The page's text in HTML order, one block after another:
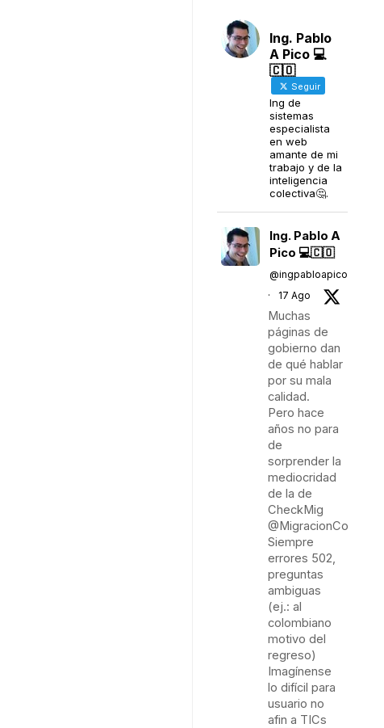
Ing. Pablo
A Pico 💻
🇨🇴
Seguir
Ing de
sistemas
especialista
en web
amante de mi
trabajo y de la
inteligencia
colectiva🤔.
Ing. Pablo A
Pico 💻🇨🇴
@ingpabloapico
·
17 Ago
Muchas
páginas de
gobierno dan
de qué hablar
por su mala
calidad.
Pero hace
años no para
de
sorprender la
mediocridad
de la de
CheckMig
@MigracionCol
Siempre
errores 502,
preguntas
ambiguas
(ej.: al
colombiano
motivo del
regreso)
Imagínense
lo difícil para
usuario no
afin a TICs